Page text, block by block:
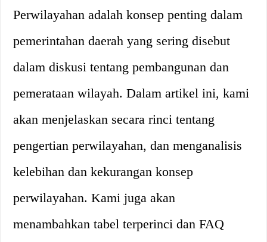
Perwilayahan adalah konsep penting dalam
pemerintahan daerah yang sering disebut
dalam diskusi tentang pembangunan dan
pemerataan wilayah. Dalam artikel ini, kami
akan menjelaskan secara rinci tentang
pengertian perwilayahan, dan menganalisis
kelebihan dan kekurangan konsep
perwilayahan. Kami juga akan
menambahkan tabel terperinci dan FAQ